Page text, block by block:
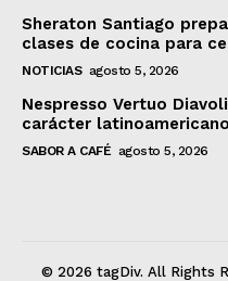
Sheraton Santiago
clases de cocina para
NOTICIAS agosto 5, 2026
Nespresso Vertuo
carácter latinoamericano
SABOR A CAFÉ agosto 5, 2026
© 2026 tagDiv. All Rights